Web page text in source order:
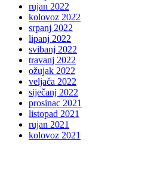
rujan 2022
kolovoz 2022
srpanj 2022
lipanj 2022
svibanj 2022
travanj 2022
ožujak 2022
veljača 2022
siječanj 2022
prosinac 2021
listopad 2021
rujan 2021
kolovoz 2021